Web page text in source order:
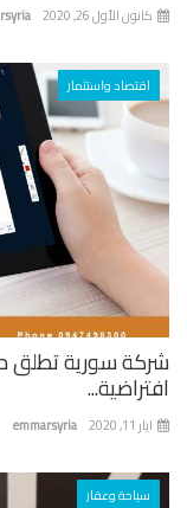
emmarsyria الأول 26, 2020
اقتصاد واستثمار
سورية تطلق منصة
emmarsyria
سياحة وعقار